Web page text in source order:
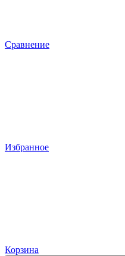
Сравнение
Избранное
Корзина